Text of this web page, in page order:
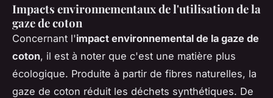
Impacts environnementaux de l'utilisation de la
gaze de coton
Concernant l'impact environnemental de la gaze de
coton, il est à noter que c'est une matière plus
écologique. Produite à partir de fibres naturelles, la
gaze de coton réduit les déchets synthétiques. De